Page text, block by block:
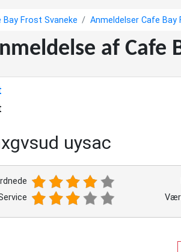
Bay Frost Svaneke Anmeldelser Cafe Bay
af Cafe
uysac